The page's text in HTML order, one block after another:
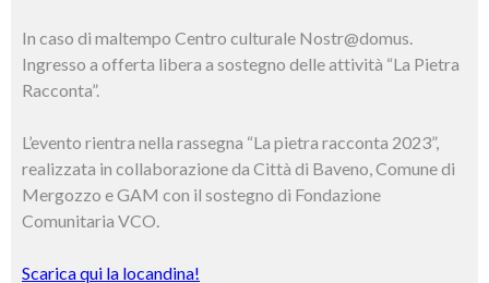
In caso di maltempo Centro culturale Nostr@domus.
Ingresso a offerta libera a sostegno delle attività “La Pietra
Racconta”.
L’evento rientra nella rassegna “La pietra racconta 2023”,
realizzata in collaborazione da Città di Baveno, Comune di
Mergozzo e GAM con il sostegno di Fondazione
Comunitaria VCO.
Scarica qui la locandina!